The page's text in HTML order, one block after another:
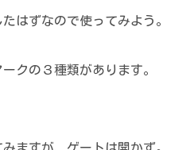
はずなので使ってみよう。
クの３種類があります。